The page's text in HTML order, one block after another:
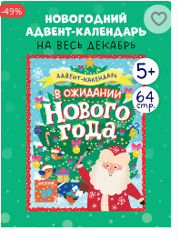
-49%